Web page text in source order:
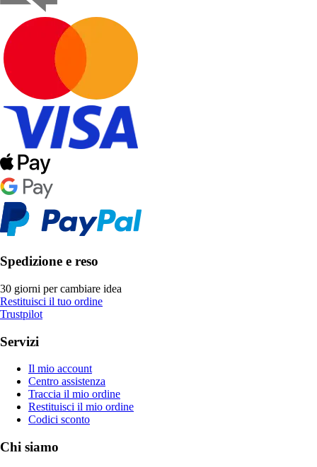
Spedizione e reso
30 giorni per cambiare idea
Restituisci il tuo ordine
Trustpilot
Servizi
Il mio account
Centro assistenza
Traccia il mio ordine
Restituisci il mio ordine
Codici sconto
Chi siamo